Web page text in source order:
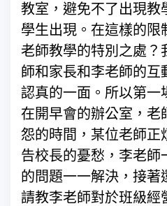
教室，避免不了出現教
學生出現。在這樣的限
老師教學的特別之處？
師和家長和李老師的互
認真的一面。所以第一
在開早會的辦公室，老
怨的時間，某位老師正
告校長的憂愁，李老師
的問題一一解決，接著
請教李老師對於班級經